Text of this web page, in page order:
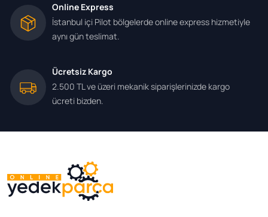
Online Express
İstanbul içi Pilot bölgelerde online express hizmetiyle
aynı gün teslimat.
Ücretsiz Kargo
2.500 TL ve üzeri mekanik siparişlerinizde kargo
ücreti bizden.